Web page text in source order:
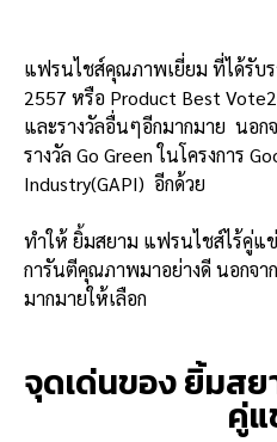
แฟรนไชส์คุณภาพเยี่ยม ที่ได้รับ
2557 หรือ Product Best
และรางวัลอื่นๆอีกมากมาย นอ
รางวัล Go Green ในโครงการ
Industry(GAPI) อีกด้วย
ทำให้ ยิ้มสยาม แฟรนไชส์ไร้คู่
การันตีคุณภาพมาอย่างดี นอกจ
มากมายให้เลือก
จุดเด่นของ ยิ้มสย
คู่